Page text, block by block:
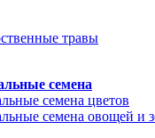
травы
семена
семена цветов
семена овощей и